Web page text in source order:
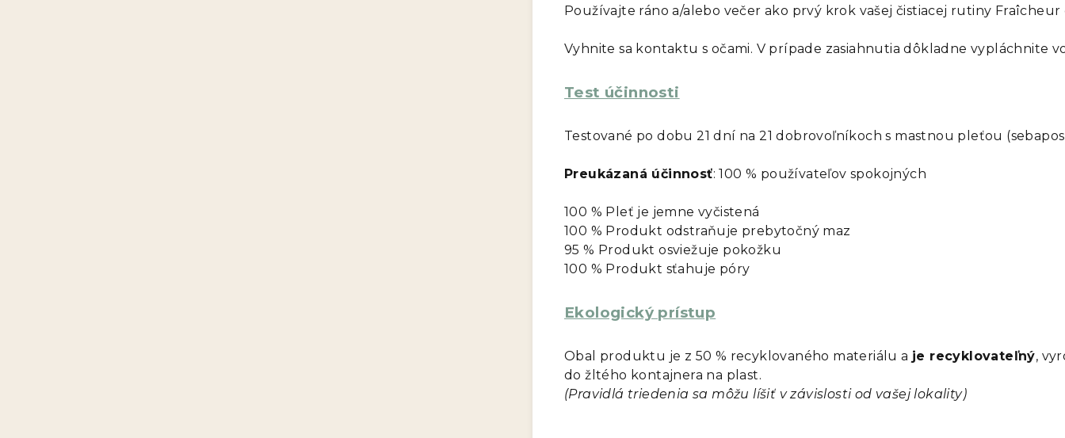
Používajte ráno a/alebo večer ako prvý krok vašej čistiacej rutiny Fraîcheur
Vyhnite sa kontaktu s očami. V prípade zasiahnutia dôkladne vypláchnite
Test účinnosti
Testované po dobu 21 dní na 21 dobrovoľníkoch s mastnou pleťou
Preukázaná účinnosť: 100 % používateľov spokojných
100 % Pleť je jemne vyčistená
100 % Produkt odstraňuje prebytočný maz
95 % Produkt osviežuje pokožku
100 % Produkt sťahuje póry
Ekologický prístup
Obal produktu je z 50 % recyklovaného materiálu a je recyklovateľný,
do žltého kontajnera na plast.
(Pravidlá triedenia sa môžu líšiť v závislosti od vašej lokality)